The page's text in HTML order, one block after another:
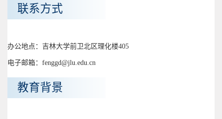
联系方式
办公地点：吉林大学前卫北区理化楼405
电子邮箱：fenggd@jlu.edu.cn
教育背景